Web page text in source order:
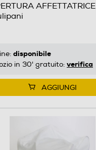
disponibile
in 30' gratuito: verifica
AGGIUNGI